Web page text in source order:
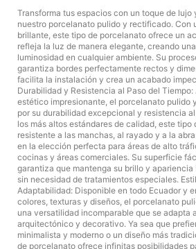
Transforma tus espacios con un toque de
nuestro porcelanato pulido y rectificado. Con
brillante, este tipo de porcelanato ofrece un
refleja la luz de manera elegante, creando
luminosidad en cualquier ambiente. Su
garantiza bordes perfectamente rectos y
facilita la instalación y crea un acabado
Durabilidad y Resistencia al Paso del
estético impresionante, el porcelanato pulido
por su durabilidad excepcional y resistencia
los más altos estándares de calidad, este tipo
resistente a las manchas, al rayado y a la
en la elección perfecta para áreas de alto
cocinas y áreas comerciales. Su superficie
garantiza que mantenga su brillo y apariencia
sin necesidad de tratamientos especiales.
Adaptabilidad: Disponible en todo Ecuador y
colores, texturas y diseños, el porcelanato
una versatilidad incomparable que se adapta
arquitectónico y decorativo. Ya sea que
minimalista y moderno o un diseño más
de porcelanato ofrece infinitas posibilidades